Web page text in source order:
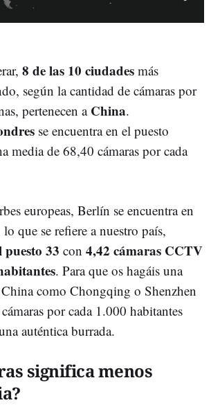
8 de las 10 ciudades más
según la cantidad de cámaras por
pertenecen a China.
se encuentra en el puesto
media de 68,40 cámaras por cada
europeas, Berlín se encuentra en
que se refiere a nuestro país,
33 con 4,42 cámaras CCTV
. Para que os hagáis una
como Chongqing o Shenzhen
por cada 1.000 habitantes
auténtica burrada.
significa menos